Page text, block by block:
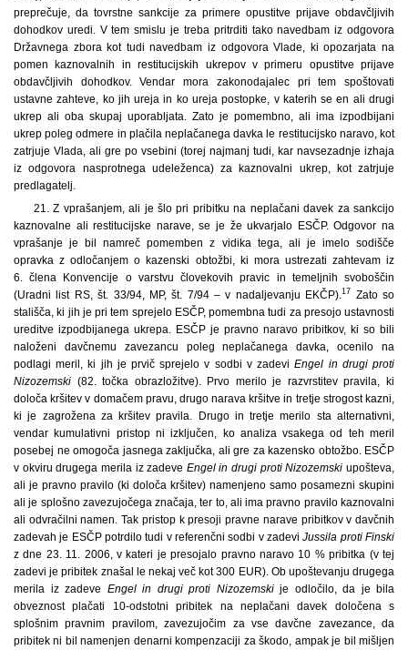
preprečuje, da tovrstne sankcije za primere opustitve prijave obdavčljivih
dohodkov uredi. V tem smislu je treba pritrditi tako navedbam iz odgovora
Državnega zbora kot tudi navedbam iz odgovora Vlade, ki opozarjata na
pomen kaznovalnih in restitucijskih ukrepov v primeru opustitve prijave
obdavčljivih dohodkov. Vendar mora zakonodajalec pri tem spoštovati
ustavne zahteve, ko jih ureja in ko ureja postopke, v katerih se en ali drugi
ukrep ali oba skupaj uporabljata. Zato je pomembno, ali ima izpodbijani
ukrep poleg odmere in plačila neplačanega davka le restitucijsko naravo, kot
zatrjuje Vlada, ali gre po vsebini (torej najmanj tudi, kar navsezadnje izhaja
iz odgovora nasprotnega udeleženca) za kaznovalni ukrep, kot zatrjuje
predlagatelj.
21. Z vprašanjem, ali je šlo pri pribitku na neplačani davek za sankcijo
kaznovalne ali restitucijske narave, se je že ukvarjalo ESČP. Odgovor na
vprašanje je bil namreč pomemben z vidika tega, ali je imelo sodišče
opravka z odločanjem o kazenski obtožbi, ki mora ustrezati zahtevam iz
6. člena Konvencije o varstvu človekovih pravic in temeljnih svoboščin
(Uradni list RS, št. 33/94, MP, št. 7/94 – v nadaljevanju EKČP).17 Zato so
stališča, ki jih je pri tem sprejelo ESČP, pomembna tudi za presojo ustavnosti
ureditve izpodbijanega ukrepa. ESČP je pravno naravo pribitkov, ki so bili
naloženi davčnemu zavezancu poleg neplačanega davka, ocenilo na
podlagi meril, ki jih je prvič sprejelo v sodbi v zadeviEngel in drugi proti
Nizozemski (82. točka obrazložitve). Prvo merilo je razvrstitev pravila, ki
določa kršitev v domačem pravu, drugo narava kršitve in tretje strogost kazni,
ki je zagrožena za kršitev pravila. Drugo in tretje merilo sta alternativni,
vendar kumulativni pristop ni izključen, ko analiza vsakega od teh meril
posebej ne omogoča jasnega zaključka, ali gre za kazensko obtožbo. ESČP
v okviru drugega merila iz zadeve Engel in drugi proti Nizozemski upošteva,
ali je pravno pravilo (ki določa kršitev) namenjeno samo posamezni skupini
ali je splošno zavezujočega značaja, ter to, ali ima pravno pravilo kaznovalni
ali odvračilni namen. Tak pristop k presoji pravne narave pribitkov v davčnih
zadevah je ESČP potrdilo tudi v referenčni sodbi v zadeviJussila proti Finski
z dne 23. 11. 2006, v kateri je presojalo pravno naravo 10 % pribitka (v tej
zadevi je pribitek znašal le nekaj več kot 300 EUR). Ob upoštevanju drugega
merila iz zadeve Engel in drugi proti Nizozemskije odločilo, da je bila
obveznost plačati 10-odstotni pribitek na neplačani davek določena s
splošnim pravnim pravilom, zavezujočim za vse davčne zavezance, da
pribitek ni bil namenjen denarni kompenzaciji za škodo, ampak je bil mišljen